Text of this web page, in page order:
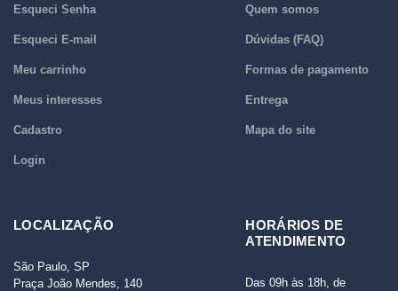
Esqueci Senha
Esqueci E-mail
Meu carrinho
Meus interesses
Cadastro
Login
Quem somos
Dúvidas (FAQ)
Formas de pagamento
Entrega
Mapa do site
LOCALIZAÇÃO
São Paulo, SP
Praça João Mendes, 140
HORÁRIOS DE
ATENDIMENTO
Das 09h às 18h, de